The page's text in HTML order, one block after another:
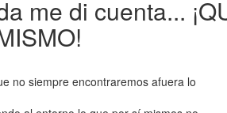
me di cuenta...
no siempre encontraremos afuera lo